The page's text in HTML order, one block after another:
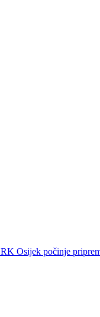
RK Osijek počinje